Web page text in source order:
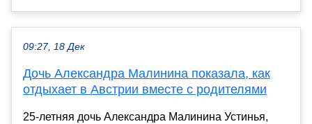
09:27, 18 Дек
Дочь Александра Малинина показала, как
отдыхает в Австрии вместе с родителями
25-летняя дочь Александра Малинина Устинья,